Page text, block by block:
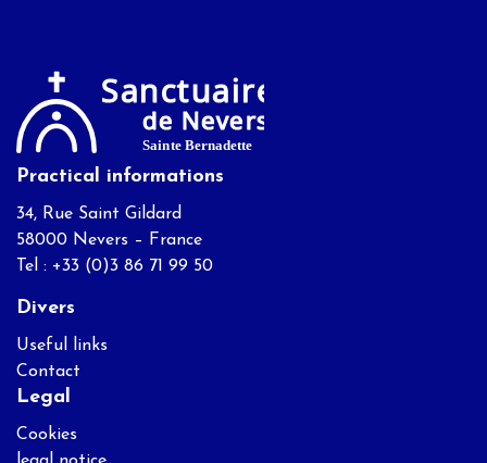
Practical informations
34, Rue Saint Gildard
58000 Nevers – France
Tel : +33 (0)3 86 71 99 50
Divers
Useful links
Contact
Legal
Cookies